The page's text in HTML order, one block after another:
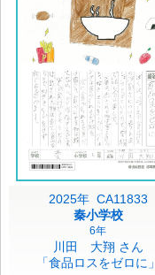
2025年 CA11833
秦小学校
6年
川田 大翔 さん
「食品ロスをゼロに」